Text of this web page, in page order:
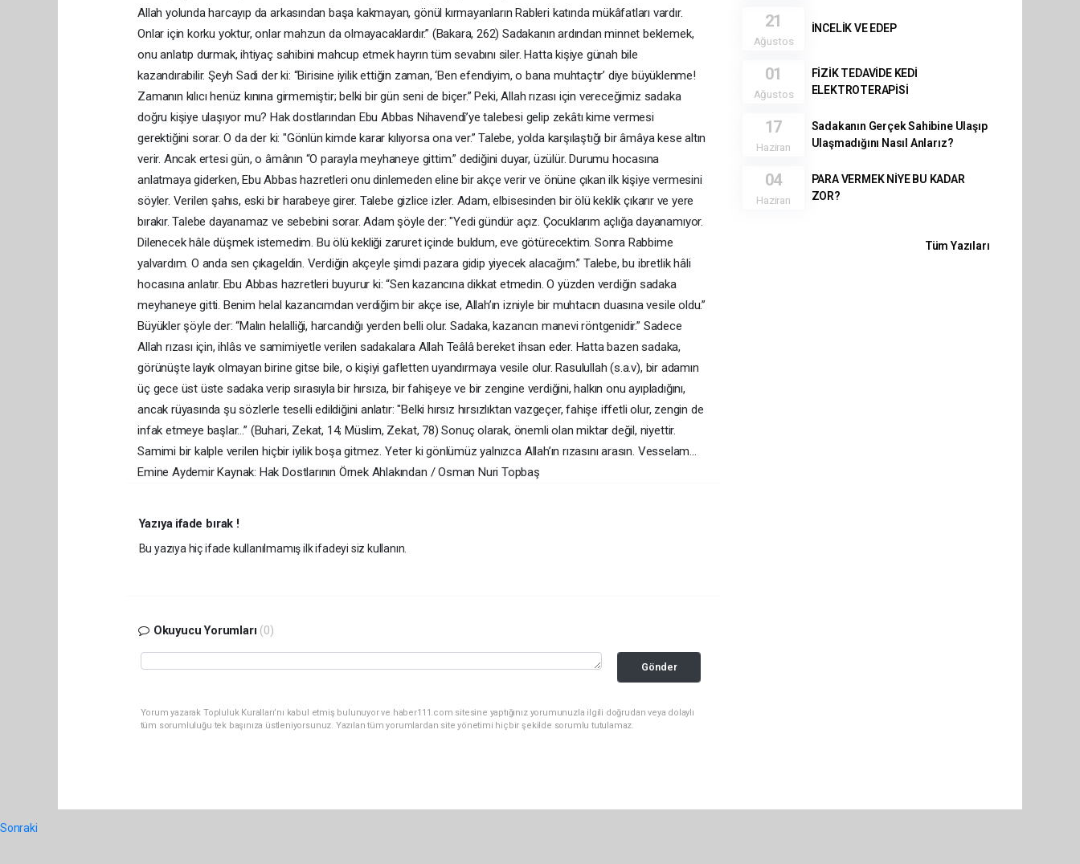
Allah yolunda harcayıp da arkasından başa kakmayan, gönül kırmayanların Rableri katında mükâfatları vardır.
Onlar için korku yoktur, onlar mahzun da olmayacaklardır.” (Bakara, 262) Sadakanın ardından minnet beklemek,
onu anlatıp durmak, ihtiyaç sahibini mahcup etmek hayrın tüm sevabını siler. Hatta kişiye günah bile
kazandırabilir. Şeyh Sadi der ki: “Birisine iyilik ettiğin zaman, ‘Ben efendiyim, o bana muhtaçtır’ diye büyüklenme!
Zamanın kılıcı henüz kınına girmemiştir; belki bir gün seni de biçer.” Peki, Allah rızası için vereceğimiz sadaka
doğru kişiye ulaşıyor mu? Hak dostlarından Ebu Abbas Nihavendî’ye talebesi gelip zekâtı kime vermesi
gerektiğini sorar. O da der ki: "Gönlün kimde karar kılıyorsa ona ver.” Talebe, yolda karşılaştığı bir âmâya kese altın
verir. Ancak ertesi gün, o âmânın “O parayla meyhaneye gittim.” dediğini duyar, üzülür. Durumu hocasına
anlatmaya giderken, Ebu Abbas hazretleri onu dinlemeden eline bir akçe verir ve önüne çıkan ilk kişiye vermesini
söyler. Verilen şahıs, eski bir harabeye girer. Talebe gizlice izler. Adam, elbisesinden bir ölü keklik çıkarır ve yere
bırakır. Talebe dayanamaz ve sebebini sorar. Adam şöyle der: "Yedi gündür açız. Çocuklarım açlığa dayanamıyor.
Dilenecek hâle düşmek istemedim. Bu ölü kekliği zaruret içinde buldum, eve götürecektim. Sonra Rabbime
yalvardım. O anda sen çıkageldin. Verdiğin akçeyle şimdi pazara gidip yiyecek alacağım.” Talebe, bu ibretlik hâli
hocasına anlatır. Ebu Abbas hazretleri buyurur ki: “Sen kazancına dikkat etmedin. O yüzden verdiğin sadaka
meyhaneye gitti. Benim helal kazancımdan verdiğim bir akçe ise, Allah’ın izniyle bir muhtacın duasına vesile oldu.”
Büyükler şöyle der: “Malın helalliği, harcandığı yerden belli olur. Sadaka, kazancın manevi röntgenidir.” Sadece
Allah rızası için, ihlâs ve samimiyetle verilen sadakalara Allah Teâlâ bereket ihsan eder. Hatta bazen sadaka,
görünüşte layık olmayan birine gitse bile, o kişiyi gafletten uyandırmaya vesile olur. Rasulullah (s.a.v), bir adamın
üç gece üst üste sadaka verip sırasıyla bir hırsıza, bir fahişeye ve bir zengine verdiğini, halkın onu ayıpladığını,
ancak rüyasında şu sözlerle teselli edildiğini anlatır: "Belki hırsız hırsızlıktan vazgeçer, fahişe iffetli olur, zengin de
infak etmeye başlar…” (Buhari, Zekat, 14; Müslim, Zekat, 78) Sonuç olarak, önemli olan miktar değil, niyettir.
Samimi bir kalple verilen hiçbir iyilik boşa gitmez. Yeter ki gönlümüz yalnızca Allah’ın rızasını arasın. Vesselam...
Emine Aydemir Kaynak: Hak Dostlarının Örnek Ahlakından / Osman Nuri Topbaş
Yazıya ifade bırak !
Bu yazıya hiç ifade kullanılmamış ilk ifadeyi siz kullanın.
Okuyucu Yorumları (0)
Gönder
Yorum yazarak Topluluk Kuralları’nı kabul etmiş bulunuyor ve haber111.com sitesine yaptığınız yorumunuzla ilgili doğrudan veya dolaylı
tüm sorumluluğu tek başınıza üstleniyorsunuz. Yazılan tüm yorumlardan site yönetimi hiçbir şekilde sorumlu tutulamaz.
21
Ağustos
İNCELİK VE EDEP
01
Ağustos
FİZİK TEDAVİDE KEDİ
ELEKTROTERAPİSİ
17
Haziran
Sadakanın Gerçek Sahibine Ulaşıp
Ulaşmadığını Nasıl Anlarız?
04
Haziran
PARA VERMEK NİYE BU KADAR
ZOR?
Tüm Yazıları
Sonraki